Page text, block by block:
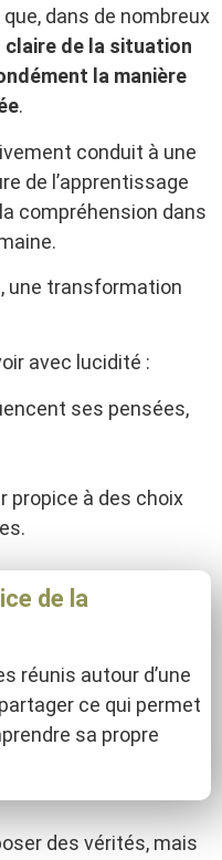
dans de nombreux
claire de la situation
la manière
.
conduit à une
de l’apprentissage
compréhension dans
une transformation
avec lucidité :
ses pensées,
propice à des choix
de la
réunis autour d’une
ce qui permet
sa propre
des vérités, mais